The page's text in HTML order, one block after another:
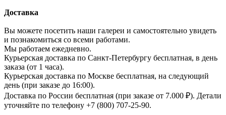
Доставка
Вы можете посетить наши галереи и самостоятельно увидеть
и познакомиться со всеми работами.
Мы работаем ежедневно.
Курьерская доставка по Санкт-Петербургу бесплатная, в день
заказа (от 1 часа).
Курьерская доставка по Москве бесплатная, на следующий
день (при заказе до 16:00).
Доставка по России бесплатная (при заказе от 7.000 ₽). Детали
уточняйте по телефону +7 (800) 707-25-90.